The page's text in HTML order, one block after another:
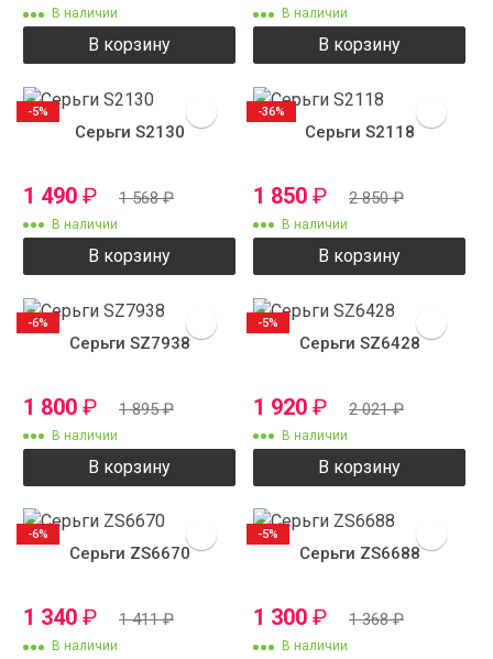
В наличии
В корзину
В наличии
В корзину
Серьги S2130
1 490 ₽ 1 568₽
В наличии
В корзину
-5%
Серьги S2118
1 850 ₽ 2 850₽
В наличии
В корзину
-36%
Серьги SZ7938
1 800 ₽ 1 895₽
В наличии
В корзину
-6%
Серьги SZ6428
1 920 ₽ 2 021₽
В наличии
В корзину
-5%
Серьги ZS6670
1 340 ₽ 1 411₽
В наличии
-6%
Серьги ZS6688
1 300 ₽ 1 368₽
В наличии
-5%